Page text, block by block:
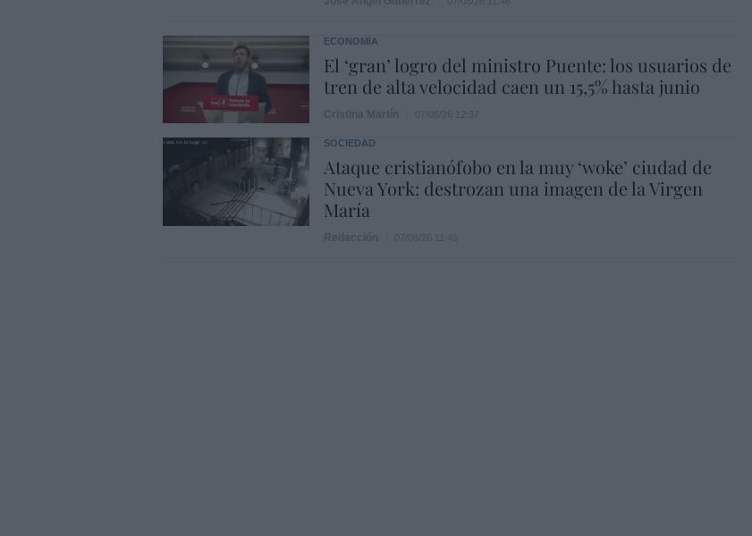
ECONOMÍA
El ‘gran’ logro del ministro Puente: los usuarios de
tren de alta velocidad caen un 15,5% hasta junio
SOCIEDAD
Ataque cristianófobo en la muy ‘woke’ ciudad de
Nueva York: destrozan una imagen de la Virgen
María